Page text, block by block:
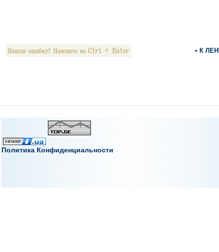
• К
Политика Конфиденциальности